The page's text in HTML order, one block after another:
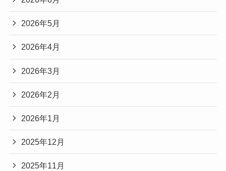
2026年5月
2026年4月
2026年3月
2026年2月
2026年1月
2025年12月
2025年11月